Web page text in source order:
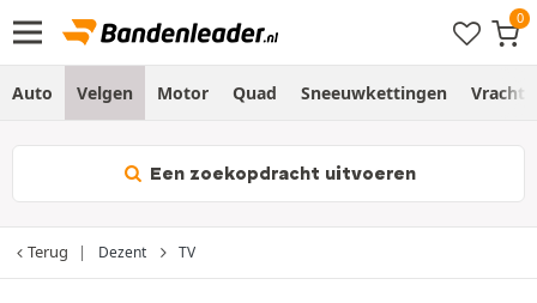
Auto Velgen Motor Quad Sneeuwkettingen
Een zoekopdracht uitvoeren
Terug Dezent TV